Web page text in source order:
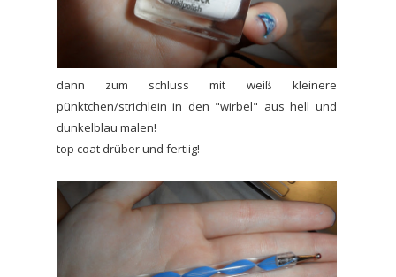
dann zum schluss mit weiß kleinere
pünktchen/strichlein in den "wirbel" aus hell und
dunkelblau malen!
top coat drüber und fertiig!